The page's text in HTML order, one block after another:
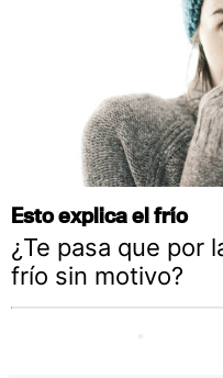
Esto explica el frío
¿Te pasa que por
frío sin motivo?